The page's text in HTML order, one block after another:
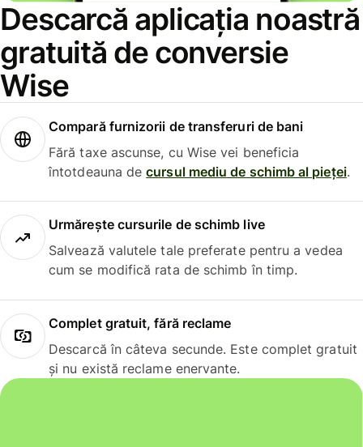
Descarcă aplicația noastră
gratuită de conversie
Wise
Compară furnizorii de transferuri de bani
Fără taxe ascunse, cu Wise vei beneficia
întotdeauna decursul mediu de schimb al pieței.
Urmărește cursurile de schimb live
Salvează valutele tale preferate pentru a vedea
cum se modifică rata de schimb în timp.
Complet gratuit, fără reclame
Descarcă în câteva secunde. Este complet gratuit
și nu există reclame enervante.